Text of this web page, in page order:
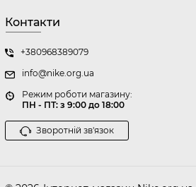
Контакти
+380968389079
info@nike.org.ua
Режим роботи магазину:
ПН - ПТ: з 9:00 до 18:00
Зворотній зв'язок